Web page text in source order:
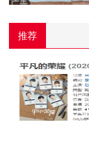
推荐